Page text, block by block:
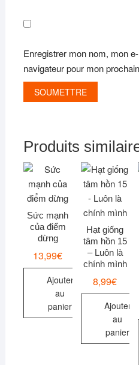
Enregistrer mon nom, mon
navigateur pour mon
Produits
Sức mạnh
của điểm
dừng
13,99€
Ajouter
au
panier
Hạt giống
tâm hồn 15
– Luôn là
chính mình
8,99€
Ajouter
au
panier